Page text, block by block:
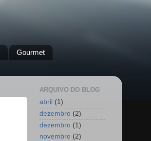
Gourmet
ARQUIVO DO BLOG
abril (1)
dezembro (2)
dezembro (1)
novembro (2)